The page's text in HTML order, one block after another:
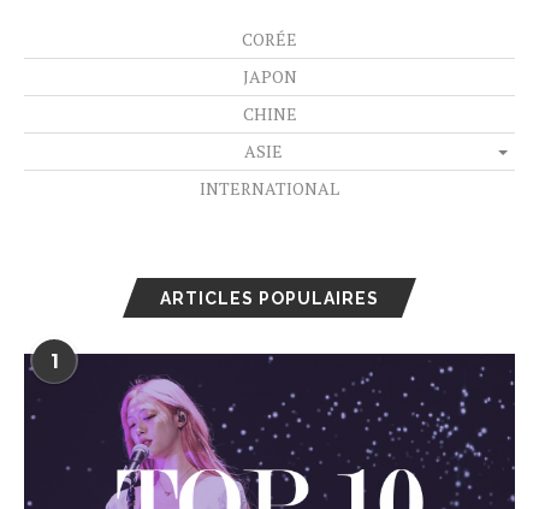
CORÉE
JAPON
CHINE
ASIE
INTERNATIONAL
ARTICLES POPULAIRES
1